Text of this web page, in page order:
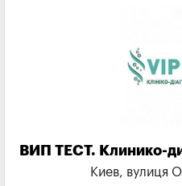
ВИП ТЕСТ. Клинико-
Киев, вулиця